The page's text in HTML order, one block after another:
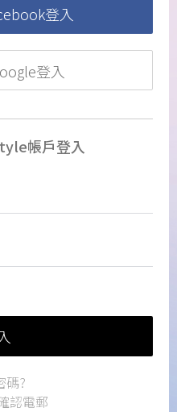
登入
登入
帳戶登入
碼?
認電郵